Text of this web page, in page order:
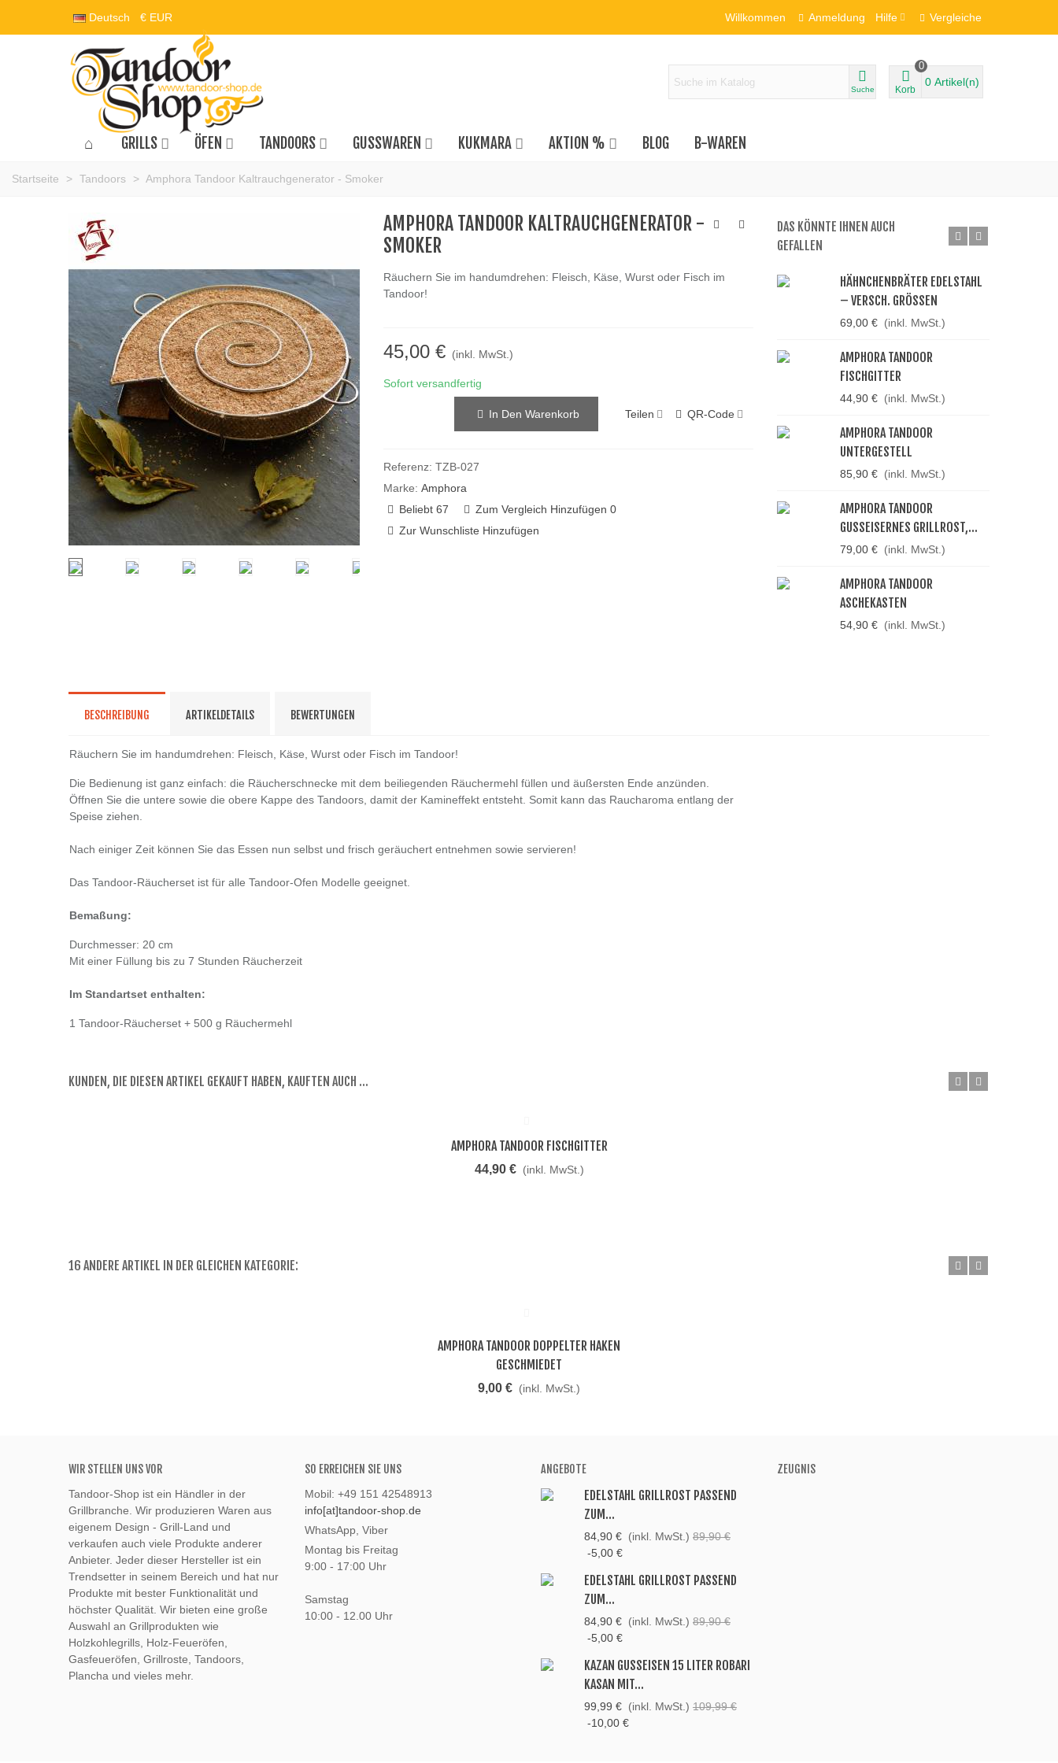
Deutsch € EUR Willkommen Anmeldung Hilfe Vergleiche
Suche Korb
0
0 Artikel(n)
GRILLS ÖFEN TANDOORS GUSSWAREN KUKMARA AKTION % BLOG B-WAREN
Startseite > Tandoors > Amphora Tandoor Kaltrauchgenerator - Smoker
AMPHORA TANDOOR KALTRAUCHGENERATOR -
SMOKER
Räuchern Sie im handumdrehen: Fleisch, Käse, Wurst oder Fisch im
Tandoor!
45,00 € (inkl. MwSt.)
Sofort versandfertig
In Den Warenkorb Teilen QR-Code
Referenz: TZB-027
Marke: Amphora
Beliebt 67 Zum Vergleich Hinzufügen 0
Zur Wunschliste Hinzufügen
DAS KÖNNTE IHNEN AUCH
GEFALLEN
HÄHNCHENBRÄTER EDELSTAHL
– VERSCH. GRÖSSEN
69,00 € (inkl. MwSt.)
AMPHORA TANDOOR
FISCHGITTER
44,90 € (inkl. MwSt.)
AMPHORA TANDOOR
UNTERGESTELL
85,90 € (inkl. MwSt.)
AMPHORA TANDOOR
GUSSEISERNES GRILLROST,...
79,00 € (inkl. MwSt.)
AMPHORA TANDOOR
ASCHEKASTEN
54,90 € (inkl. MwSt.)
BESCHREIBUNG ARTIKELDETAILS BEWERTUNGEN
Räuchern Sie im handumdrehen: Fleisch, Käse, Wurst oder Fisch im Tandoor!
Die Bedienung ist ganz einfach: die Räucherschnecke mit dem beiliegenden Räuchermehl füllen und äußersten Ende anzünden.
Öffnen Sie die untere sowie die obere Kappe des Tandoors, damit der Kamineffekt entsteht. Somit kann das Raucharoma entlang der
Speise ziehen.
Nach einiger Zeit können Sie das Essen nun selbst und frisch geräuchert entnehmen sowie servieren!
Das Tandoor-Räucherset ist für alle Tandoor-Ofen Modelle geeignet.
Bemaßung:
Durchmesser: 20 cm
Mit einer Füllung bis zu 7 Stunden Räucherzeit
Im Standartset enthalten:
1 Tandoor-Räucherset + 500 g Räuchermehl
KUNDEN, DIE DIESEN ARTIKEL GEKAUFT HABEN, KAUFTEN AUCH ...
Beliebt
AMPHORA TANDOOR FISCHGITTER
44,90 € (inkl. MwSt.)
16 ANDERE ARTIKEL IN DER GLEICHEN KATEGORIE:
Beliebt
AMPHORA TANDOOR DOPPELTER HAKEN
GESCHMIEDET
9,00 € (inkl. MwSt.)
WIR STELLEN UNS VOR
Tandoor-Shop ist ein Händler in der
Grillbranche. Wir produzieren Waren aus
eigenem Design - Grill-Land und
verkaufen auch viele Produkte anderer
Anbieter. Jeder dieser Hersteller ist ein
Trendsetter in seinem Bereich und hat nur
Produkte mit bester Funktionalität und
höchster Qualität. Wir bieten eine große
Auswahl an Grillprodukten wie
Holzkohlegrills, Holz-Feueröfen,
Gasfeueröfen, Grillroste, Tandoors,
Plancha und vieles mehr.
SO ERREICHEN SIE UNS
Mobil: +49 151 42548913
info[at]tandoor-shop.de
WhatsApp, Viber
Montag bis Freitag
9:00 - 17:00 Uhr
Samstag
10:00 - 12.00 Uhr
ANGEBOTE
EDELSTAHL GRILLROST PASSEND
ZUM...
84,90 € (inkl. MwSt.) 89,90 €
-5,00 €
EDELSTAHL GRILLROST PASSEND
ZUM...
84,90 € (inkl. MwSt.) 89,90 €
-5,00 €
KAZAN GUSSEISEN 15 LITER ROBARI
KASAN MIT...
99,99 € (inkl. MwSt.) 109,99 €
-10,00 €
ZEUGNIS